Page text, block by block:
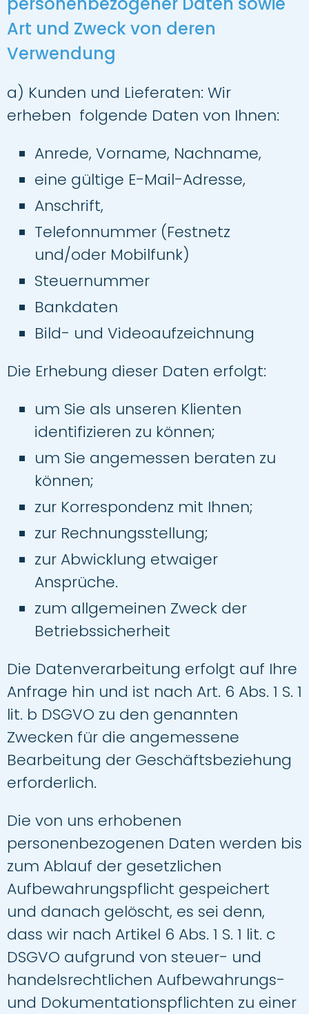
Art und Zweck von deren
Verwendung
a) Kunden und Lieferaten: Wir
erheben folgende Daten von Ihnen:
Anrede, Vorname, Nachname,
eine gültige E-Mail-Adresse,
Anschrift,
Telefonnummer (Festnetz
und/oder Mobilfunk)
Steuernummer
Bankdaten
Bild- und Videoaufzeichnung
Die Erhebung dieser Daten erfolgt:
um Sie als unseren Klienten
identifizieren zu können;
um Sie angemessen beraten zu
können;
zur Korrespondenz mit Ihnen;
zur Rechnungsstellung;
zur Abwicklung etwaiger
Ansprüche.
zum allgemeinen Zweck der
Betriebssicherheit
Die Datenverarbeitung erfolgt auf Ihre
Anfrage hin und ist nach Art. 6 Abs. 1 S. 1
lit. b DSGVO zu den genannten
Zwecken für die angemessene
Bearbeitung der Geschäftsbeziehung
erforderlich.
Die von uns erhobenen
personenbezogenen Daten werden bis
zum Ablauf der gesetzlichen
Aufbewahrungspflicht gespeichert
und danach gelöscht, es sei denn,
dass wir nach Artikel 6 Abs. 1 S. 1 lit. c
DSGVO aufgrund von steuer- und
handelsrechtlichen Aufbewahrungs-
und Dokumentationspflichten zu einer